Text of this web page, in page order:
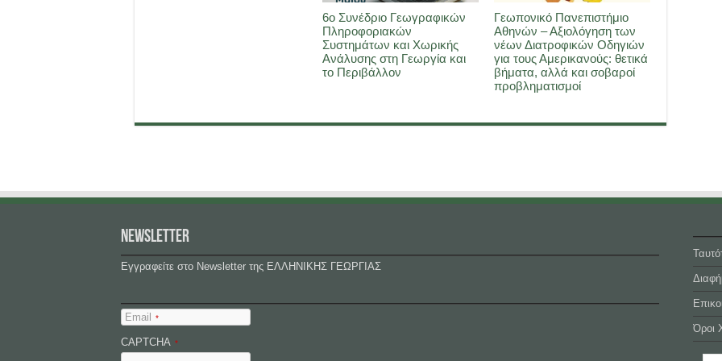
6ο Συνέδριο Γεωγραφικών
Πληροφοριακών
Συστημάτων και Χωρικής
Ανάλυσης στη Γεωργία και
το Περιβάλλον
Γεωπονικό Πανεπιστήμιο
Αθηνών – Αξιολόγηση των
νέων Διατροφικών Οδηγιών
για τους Αμερικανούς: θετικά
βήματα, αλλά και σοβαροί
προβληματισμοί
NEWSLETTER
Εγγραφείτε στο Newsletter της ΕΛΛΗΝΙΚΗΣ ΓΕΩΡΓΙΑΣ
Email *
CAPTCHA *
Όροι